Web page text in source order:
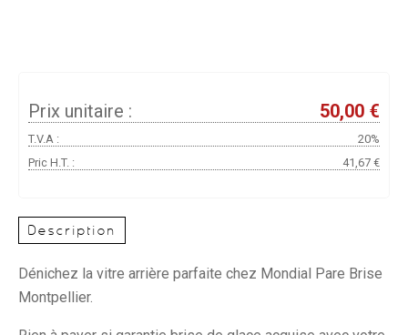
Prix unitaire : 50,00 €
T.V.A :
20%
Pric H.T. :
41,67 €
Description
Dénichez la vitre arrière parfaite chez Mondial Pare Brise
Montpellier.